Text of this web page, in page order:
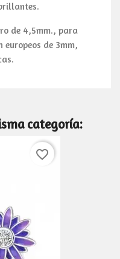
de 4,5mm., para
europeos de 3mm,
categoría:
favorite_border